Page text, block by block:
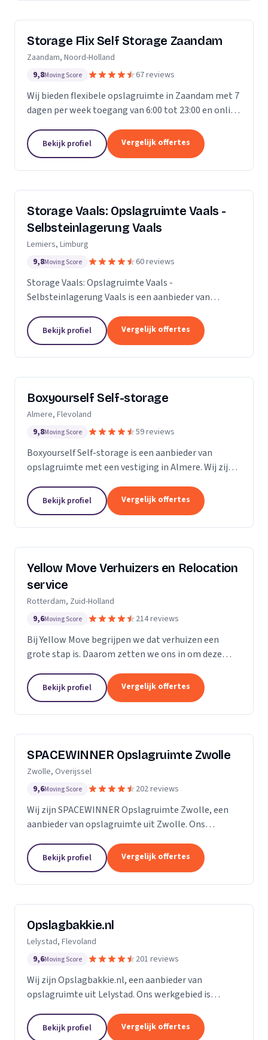
Storage Flix Self Storage Zaandam
Zaandam, Noord-Holland
9,8Moving Score 67 reviews
Wij bieden flexibele opslagruimte in Zaandam met 7
dagen per week toegang van 6:00 tot 23:00 en online
Bekijk profiel Vergelijk offertes
Storage Vaals: Opslagruimte Vaals -
Selbsteinlagerung Vaals
Lemiers, Limburg
9,8Moving Score 60 reviews
Storage Vaals: Opslagruimte Vaals -
Selbsteinlagerung Vaals is een aanbieder van
actief in Limburg.
Bekijk profiel Vergelijk offertes
Boxyourself Self-storage
Almere, Flevoland
9,8Moving Score 59 reviews
Boxyourself Self-storage is een aanbieder van
opslagruimte met een vestiging in Almere. Wij zijn
Bekijk profiel Vergelijk offertes
Yellow Move Verhuizers en Relocation
service
Rotterdam, Zuid-Holland
9,6Moving Score 214 reviews
Bij Yellow Move begrijpen we dat verhuizen een
grote stap is. Daarom zetten we ons in om deze
Met meer dan 35 jaar ervaring in de
verhuisindustrie,...
Bekijk profiel Vergelijk offertes
SPACEWINNER Opslagruimte Zwolle
Zwolle, Overijssel
9,6Moving Score 202 reviews
Wij zijn SPACEWINNER Opslagruimte Zwolle, een
aanbieder van opslagruimte uit Zwolle. Ons
Bekijk profiel Vergelijk offertes
Opslagbakkie.nl
Lelystad, Flevoland
9,6Moving Score 201 reviews
Wij zijn Opslagbakkie.nl, een aanbieder van
opslagruimte uit Lelystad. Ons werkgebied is
Bekijk profiel Vergelijk offertes